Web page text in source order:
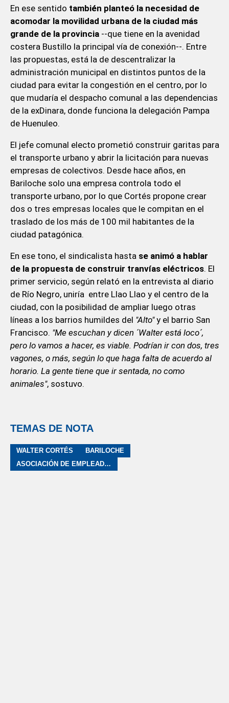
En ese sentido también planteó la necesidad de
acomodar la movilidad urbana de la ciudad más
grande de la provincia--que tiene en la avenidad
costera Bustillo la principal vía de conexión--. Entre
las propuestas, está la de descentralizar la
administración municipal en distintos puntos de la
ciudad para evitar la congestión en el centro, por lo
que mudaría el despacho comunal a las dependencias
de la exDinara, donde funciona la delegación Pampa
de Huenuleo.
El jefe comunal electo prometió construir garitas para
el transporte urbano y abrir la licitación para nuevas
empresas de colectivos. Desde hace años, en
Bariloche solo una empresa controla todo el
transporte urbano, por lo que Cortés propone crear
dos o tres empresas locales que le compitan en el
traslado de los más de 100 mil habitantes de la
ciudad patagónica.
En ese tono, el sindicalista hastase animó a hablar
de la propuesta de construir tranvías eléctricos. El
primer servicio, según relató en la entrevista al diario
de Río Negro, uniría entre Llao Llao y el centro de la
ciudad, con la posibilidad de ampliar luego otras
líneas a los barrios humildes del "Alto"y el barrio San
Francisco. "Me escuchan y dicen ´Walter está loco´,
pero lo vamos a hacer, es viable. Podrían ir con dos, tres
vagones, o más, según lo que haga falta de acuerdo al
horario. La gente tiene que ir sentada, no como
animales", sostuvo.
TEMAS DE NOTA
WALTER CORTÉS
BARILOCHE
ASOCIACIÓN DE EMPLEADOS DE COMERCIO